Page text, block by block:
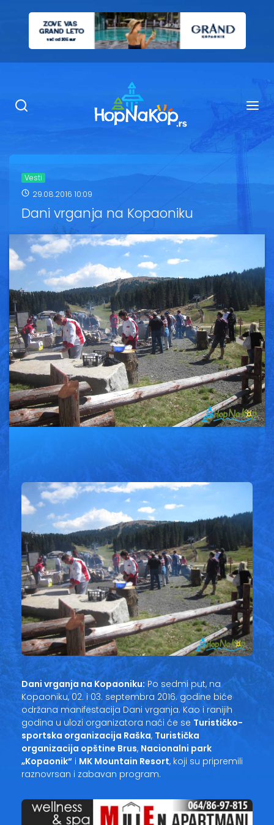
Ugostiteljstvo
Kop Info
Ski renta
Vesti
Oglasi
Galerija
Copyright© 2020
HopNaKop
Vesti
29.08.2016 10:09
Dani vrganja na Kopaoniku
Dani vrganja na Kopaoniku:Po sedmi put, na
Kopaoniku, 02. i 03. septembra 2016. godine biće
održana manifestacija Dani vrganja. Kao i ranijih
godina u ulozi organizatora naći će se Turističko-
sportska organizacija Raška, Turistička
organizacija opštine Brus, Nacionalni park
„Kopaonik“ i MK Mountain Resort, koji su pripremili
raznovrsan i zabavan program.